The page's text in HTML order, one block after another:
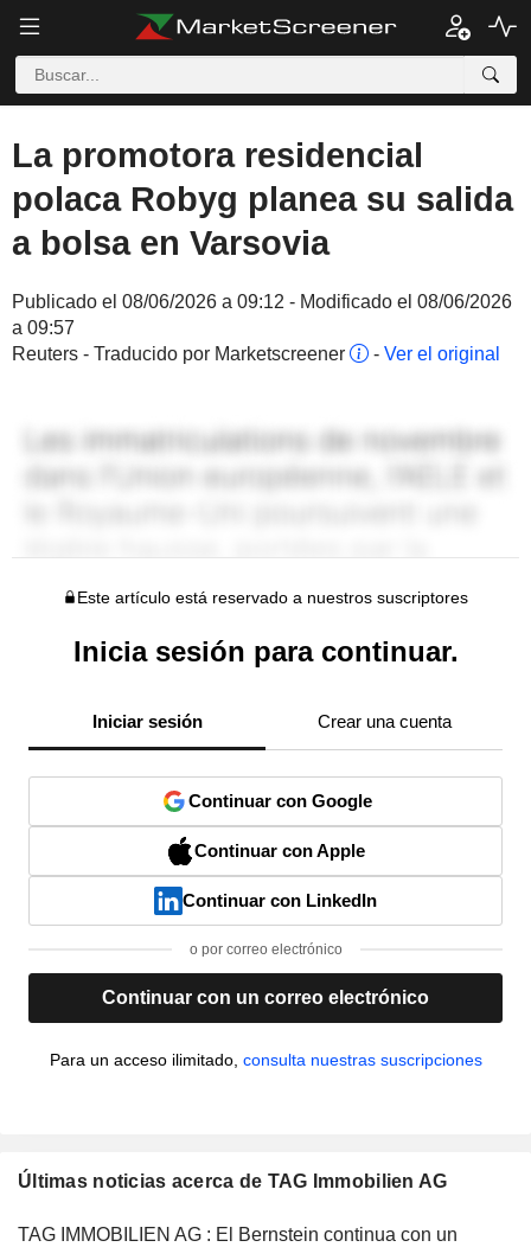
La promotora residencial
polaca Robyg planea su salida
a bolsa en Varsovia
Publicado el 08/06/2026 a 09:12 - Modificado el 08/06/2026
a 09:57
Reuters - Traducido por Marketscreener
- Ver el original
Este artículo está reservado a nuestros suscriptores
Inicia sesión para continuar.
Iniciar sesión Crear una cuenta
Continuar con Google
Continuar con Apple
Continuar con LinkedIn
o por correo electrónico
Continuar con un correo electrónico
Para un acceso ilimitado, consulta nuestras suscripciones
Últimas noticias acerca de TAG Immobilien AG
TAG IMMOBILIEN AG : El Bernstein continua con un